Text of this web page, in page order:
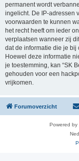
permanent wordt
ingelicht. De IP-adressen
voorwaarden te kunnen
het recht heeft om ieder
verplaatsen wanneer zij
dat de informatie die je
Hoewel deze informatie
je toestemming, kan “SK
gehouden voor een
vrijkomen.
Forumoverzicht
Powered by